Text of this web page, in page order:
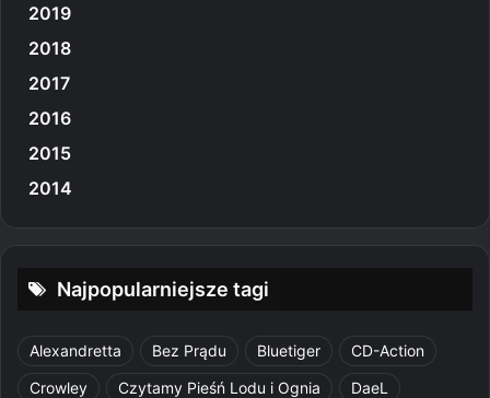
2019
2018
2017
2016
2015
2014
Najpopularniejsze tagi
Alexandretta Bez Prądu Bluetiger
CD-Action
Crowley
Czytamy Pieśń Lodu i Ognia
DaeL